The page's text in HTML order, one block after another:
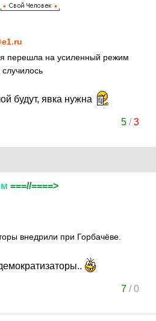
перешла на усиленный режим
будут, явка нужна
5/3
===//====>
внедрили при Горбачёве.
7/0